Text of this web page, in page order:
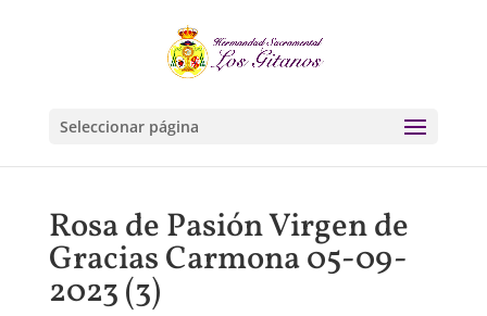
Seleccionar página
Rosa de Pasión Virgen de
Gracias Carmona 05-09-
2023 (3)